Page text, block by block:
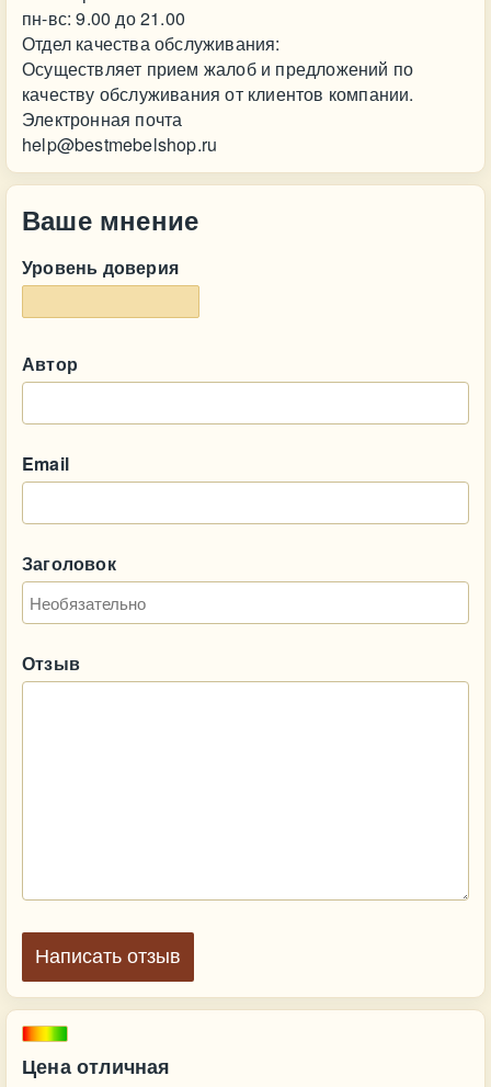
Цена отличная
пн-вс: 9.00 до 21.00
Отдел качества обслуживания:
Осуществляет прием жалоб и предложений по
качеству обслуживания от клиентов компании.
Электронная почта
help@bestmebelshop.ru
Ваше мнение
Уровень доверия
Автор
Email
Заголовок
Отзыв
Написать отзыв